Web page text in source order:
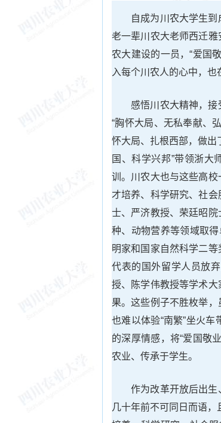
自成为川农大学生
老一辈川农大老师西迁雅
农大建设的一员，“爱国
入每个川农人的心中，也
感悟川农大精神，
“胸怀大局、无私奉献、
怀大局、扎根西部，做出
国、科学兴邦”带领浙大
训。川农大也与这些高
才培养、科学研究、社
士、严济教授、荣廷昭
种、动物营养等领域取
明家和国家自然科学二
代表的国外留学人员放
授、陈学伟教授等学术
果。这些例子不胜枚举，
也难以体验“南繁”坐火
的深厚情感，将“爱国敬
农业、传承于学生。
作为改革开放后出
几十年前不可同日而语